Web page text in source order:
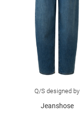
Q/S designed by
Jeanshose